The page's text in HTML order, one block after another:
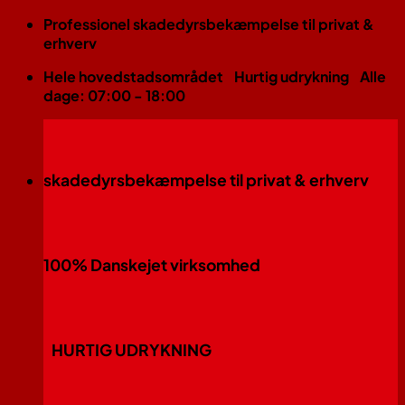
FortsætProfessionel skadedyrsbekæmpelse til privat &
erhverv
Hele hovedstadsområdet
Hurtig udrykning Alle
dage: 07:00 - 18:00
skadedyrsbekæmpelse til privat & erhverv
100% Danskejet virksomhed
HURTIG UDRYKNING